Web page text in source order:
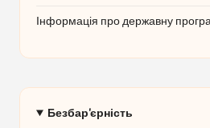
Інформація про державну
Безбар'єрність